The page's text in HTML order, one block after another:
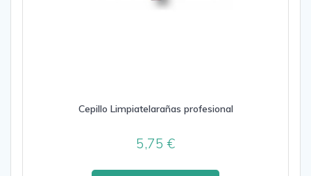
Cepillo Limpiatelarañas profesional
5,75€